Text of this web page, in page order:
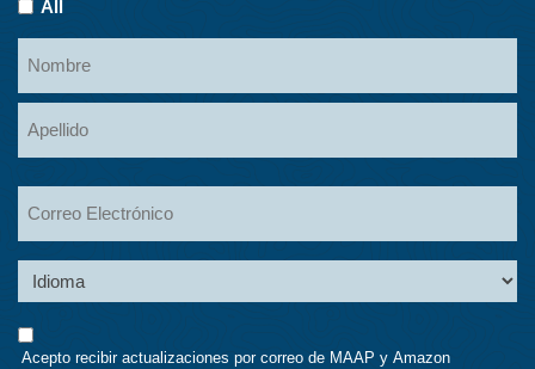
All
Nombre
Consent
Acepto recibir actualizaciones por correo de MAAP y Amazon